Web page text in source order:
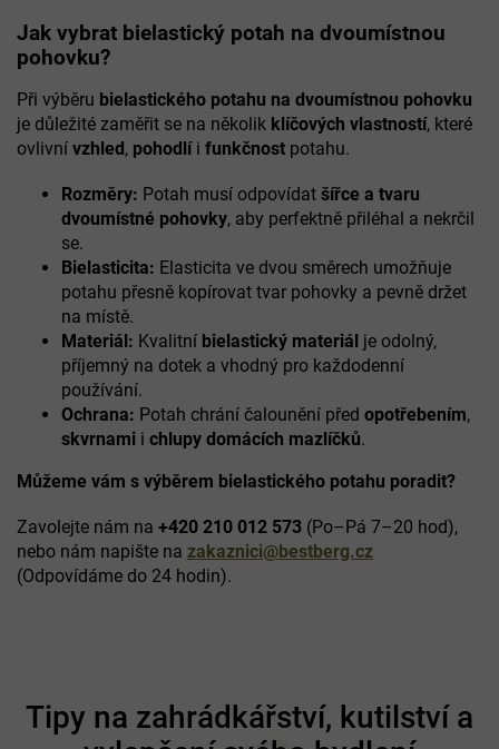
l
á
a
c
í
p
v
k
v
ý
p
s
u
Jak vybrat bielastický potah na dvoumístnou
pohovku?
Při výběru bielastického potahu na dvoumístnou pohovku
je důležité zaměřit se na několik klíčových vlastností, které
ovlivní vzhled, pohodlíi funkčnost potahu.
Rozměry: Potah musí odpovídat šířce a tvaru
dvoumístné pohovky, aby perfektně přiléhal a nekrčil
se.
Bielasticita: Elasticita ve dvou směrech umožňuje
potahu přesně kopírovat tvar pohovky a pevně držet
na místě.
Materiál: Kvalitní bielastický materiál je odolný,
příjemný na dotek a vhodný pro každodenní
používání.
Ochrana: Potah chrání čalounění před opotřebením,
skvrnami i chlupy domácích mazlíčků.
Můžeme vám s výběrem bielastického potahu poradit?
Zavolejte nám na +420 210 012 573 (Po–Pá 7–20 hod),
nebo nám napište na zakaznici@bestberg.cz
(Odpovídáme do 24 hodin).
Tipy na zahrádkářství, kutilství a